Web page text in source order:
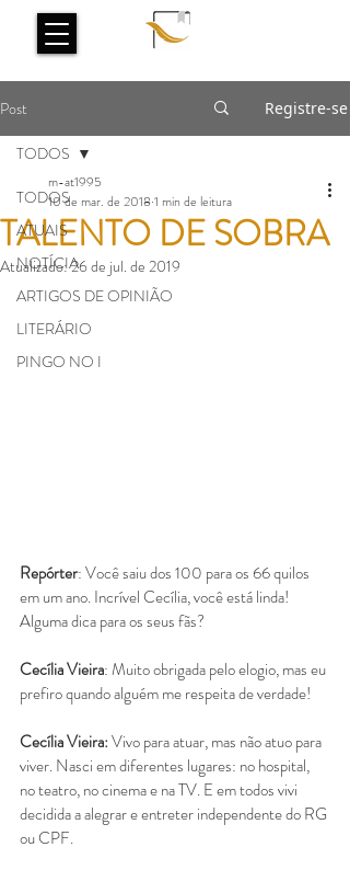
Post Registre-se
TODOS
ATUAIS
NOTÍCIA
ARTIGOS DE OPINIÃO
LITERÁRIO
PINGO NO I
TODOS
TALENTO DE SOBRA
m-at1995
10 de mar. de 2018 1 min de leitura
Atualizado:26 de jul. de 2019
Repórter: Você saiu dos 100 para os 66 quilos
em um ano. Incrível Cecília, você está linda!
Alguma dica para os seus fãs?
Cecília Vieira: Muito obrigada pelo elogio, mas eu
prefiro quando alguém me respeita de verdade!
Cecília Vieira: Vivo para atuar, mas não atuo para
viver. Nasci em diferentes lugares: no hospital,
no teatro, no cinema e na TV. E em todos vivi
decidida a alegrar e entreter independente do RG
ou CPF.